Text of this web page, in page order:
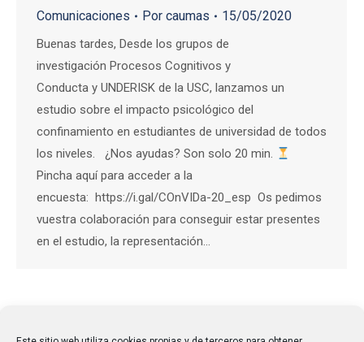
Comunicaciones Por caumas 15/05/2020
Buenas tardes, Desde los grupos de
investigación Procesos Cognitivos y
Conducta y UNDERISK de la USC, lanzamos un
estudio sobre el impacto psicológico del
confinamiento en estudiantes de universidad de todos
los niveles. ¿Nos ayudas? Son solo 20 min.
Pincha aquí para acceder a la
encuesta: https://i.gal/COnVIDa-20_esp Os pedimos
vuestra colaboración para conseguir estar presentes
en el estudio, la representación…